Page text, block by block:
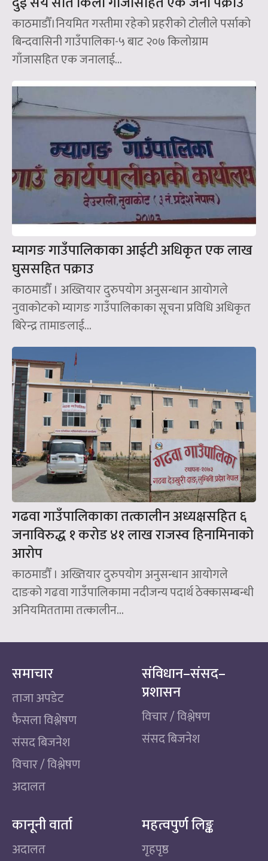
काठमाडौँ।नियमित गस्तीमा रहेको प्रहरीको टोलीले पर्साको
बिन्दवासिनी गाउँपालिका-५ बाट २०७ किलोग्राम
गाँजासहित एक जनालाई...
म्यागङ गाउँपालिकाका आईटी अधिकृत एक लाख
घुससहित पक्राउ
काठमाडौँ । अख्तियार दुरुपयोग अनुसन्धान आयोगले
नुवाकोटको म्यागङ गाउँपालिकाका सूचना प्रविधि अधिकृत
बिरेन्द्र तामाङलाई...
गढवा गाउँपालिकाका तत्कालीन अध्यक्षसहित ६
जनाविरुद्ध १ करोड ४१ लाख राजस्व हिनामिनाको
आरोप
काठमाडौँ । अख्तियार दुरुपयोग अनुसन्धान आयोगले
दाङको गढवा गाउँपालिकामा नदीजन्य पदार्थ ठेक्कासम्बन्धी
अनियमिततामा तत्कालीन...
समाचार
ताजा अपडेट
फैसला विश्लेषण
संसद बिजनेश
विचार / विश्लेषण
अदालत
संविधान–संसद–
प्रशासन
विचार / विश्लेषण
संसद बिजनेश
कानूनी वार्ता
अदालत
महत्वपुर्ण लिङ्क
गृहपृष्ठ